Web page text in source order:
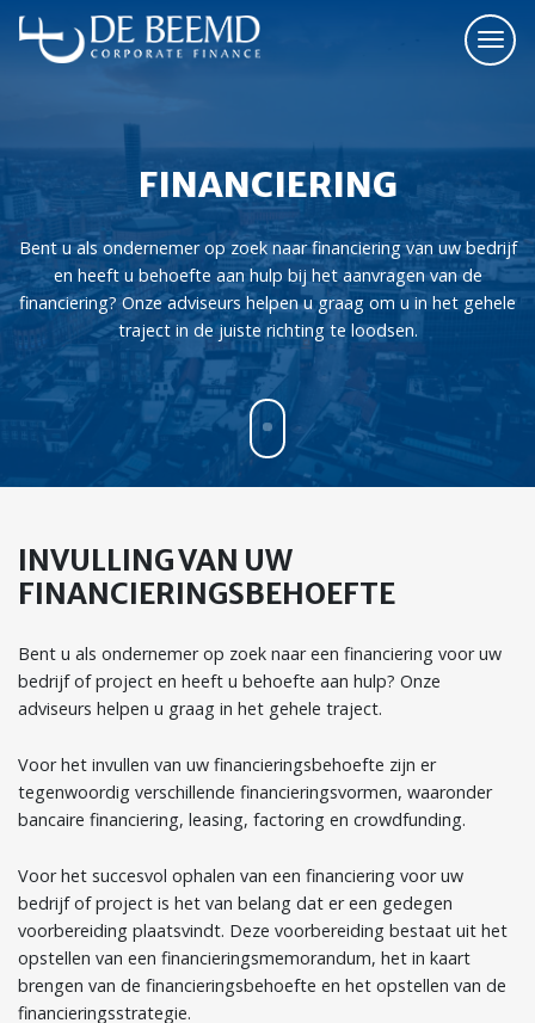
FINANCIERING
Bent u als ondernemer op zoek naar financiering van uw bedrijf
en heeft u behoefte aan hulp bij het aanvragen van de
financiering? Onze adviseurs helpen u graag om u in het gehele
traject in de juiste richting te loodsen.
INVULLING VAN UW
FINANCIERINGSBEHOEFTE
Bent u als ondernemer op zoek naar een financiering voor uw
bedrijf of project en heeft u behoefte aan hulp? Onze
adviseurs helpen u graag in het gehele traject.
Voor het invullen van uw financieringsbehoefte zijn er
tegenwoordig verschillende financieringsvormen, waaronder
bancaire financiering, leasing, factoring en crowdfunding.
Voor het succesvol ophalen van een financiering voor uw
bedrijf of project is het van belang dat er een gedegen
voorbereiding plaatsvindt. Deze voorbereiding bestaat uit het
opstellen van een financieringsmemorandum, het in kaart
brengen van de financieringsbehoefte en het opstellen van de
financieringsstrategie.